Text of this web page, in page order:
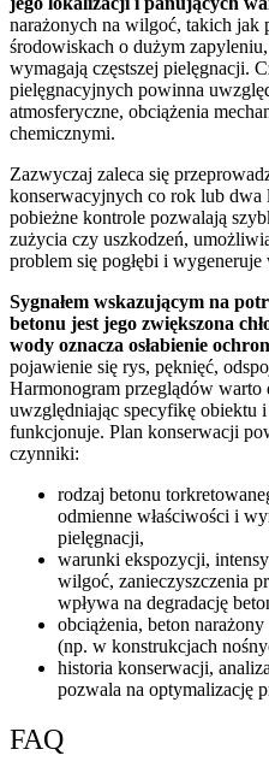
narażonych na wilgoć, takich jak
środowiskach o dużym
wymagają częstszej pielęgnacji.
pielęgnacyjnych powinna
atmosferyczne, obciążenia
chemicznymi.
Zazwyczaj zaleca się
konserwacyjnych co rok lub dwa
pobieżne kontrole pozwalają
zużycia czy uszkodzeń,
problem się pogłębi i wygeneruje
Sygnałem wskazującym na
betonu jest jego zwiększona
wody oznacza osłabienie
pojawienie się rys, pęknięć,
Harmonogram przeglądów
uwzględniając specyfikę obiektu
funkcjonuje. Plan konserwacji
czynniki:
rodzaj betonu
odmienne właściwości i
pielęgnacji,
warunki ekspozycji,
wilgoć, zanieczyszczenia
wpływa na degradację
obciążenia, beton
(np. w konstrukcjach
historia konserwacji,
pozwala na optymalizację
FAQ